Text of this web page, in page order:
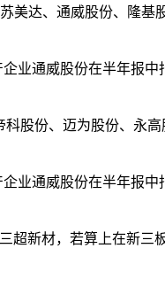
达、通威股份、隆基
通威股份在半年报中
份、迈为股份、永高
通威股份在半年报中
新材，若算上在新三